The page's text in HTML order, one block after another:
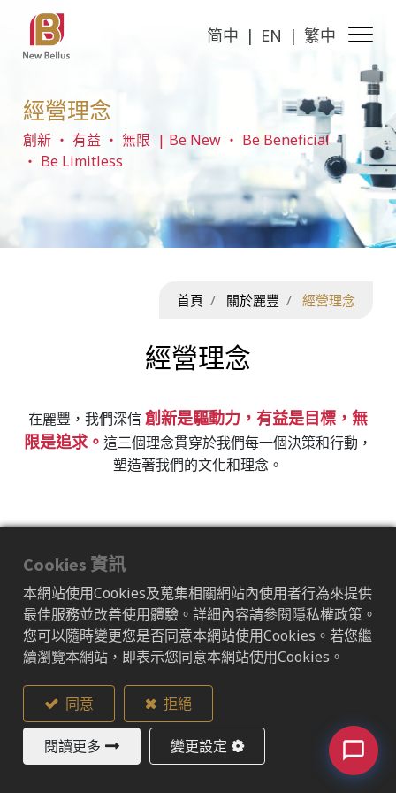
简中 EN 繁中
經營理念
創新 ‧ 有益 ‧ 無限 | Be New ‧ Be Beneficial
‧ Be Limitless
首頁 關於麗豐 經營理念
經營理念
在麗豐，我們深信創新是驅動力，有益是目標，無
限是追求。 這三個理念貫穿於我們每一個決策和行動，
塑造著我們的文化和理念。
Cookies 資訊
本網站使用Cookies及蒐集相關網站內使用者行為來提供
最佳服務並改善使用體驗。詳細內容請參閱隱私權政策。
您可以隨時變更您是否同意本網站使用Cookies。若您繼
續瀏覽本網站，即表示您同意本網站使用Cookies。
同意 拒絕
閱讀更多 變更設定